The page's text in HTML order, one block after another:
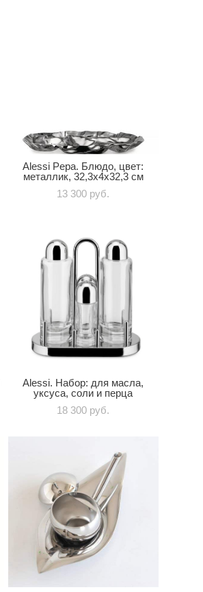
Alessi Pepa. Блюдо, цвет:
металлик, 32,3х4х32,3 см
13 300 pуб.
Alessi. Набор: для масла,
уксуса, соли и перца
18 300 pуб.